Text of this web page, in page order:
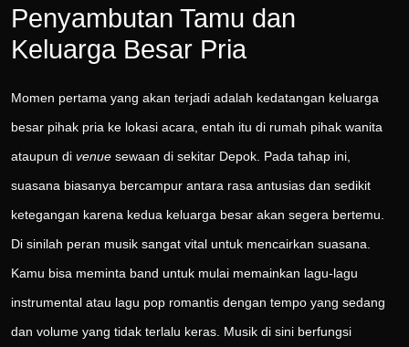
Penyambutan Tamu dan
Keluarga Besar Pria
Momen pertama yang akan terjadi adalah kedatangan keluarga
besar pihak pria ke lokasi acara, entah itu di rumah pihak wanita
ataupun di venue sewaan di sekitar Depok. Pada tahap ini,
suasana biasanya bercampur antara rasa antusias dan sedikit
ketegangan karena kedua keluarga besar akan segera bertemu.
Di sinilah peran musik sangat vital untuk mencairkan suasana.
Kamu bisa meminta band untuk mulai memainkan lagu-lagu
instrumental atau lagu pop romantis dengan tempo yang sedang
dan volume yang tidak terlalu keras. Musik di sini berfungsi